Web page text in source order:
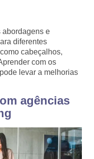
abordagens e
diferentes
cabeçalhos,
com os
levar a melhorias
agências